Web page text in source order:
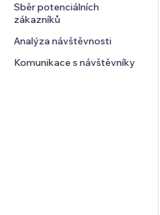
Tabulky a grafy
Sběr potenciálních
zákazníků
Analýza návštěvnosti
Komunikace s návštěvníky